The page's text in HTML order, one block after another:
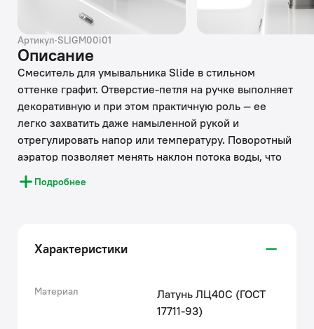
Артикул·SLIGM00i01
Описание
Смеситель для умывальника Slide в стильном
оттенке графит. Отверстие-петля на ручке выполняет
декоративную и при этом практичную роль — ее
легко захватить даже намыленной рукой и
отрегулировать напор или температуру. Поворотный
аэратор позволяет менять наклон потока воды, что
делает комфортным и мытье рук, и наполнение
больших емкостей.
коррозии, резким изменениям давления и
перепадам температуры воды.
регулировки температуры и напора воды — за счет
качественного керамического картриджа Softap.
Подробнее
Характеристики
Материал
Латунь ЛЦ40C (ГОСТ
17711-93)